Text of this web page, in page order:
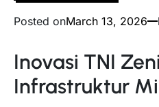
Posted onMarch 13, 2026
Inovasi TNI
Infrastruktur